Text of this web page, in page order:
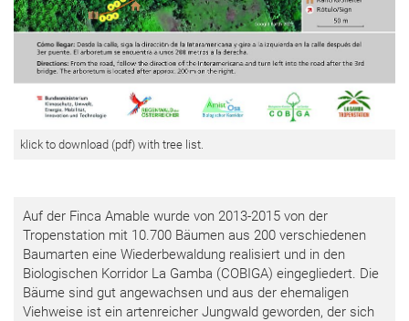
klick to download (pdf) with tree list.
Auf der Finca Amable wurde von 2013-2015 von der
Tropenstation mit 10.700 Bäumen aus 200 verschiedenen
Baumarten eine Wiederbewaldung realisiert und in den
Biologischen Korridor La Gamba (COBIGA) eingegliedert. Die
Bäume sind gut angewachsen und aus der ehemaligen
Viehweise ist ein artenreicher Jungwald geworden, der sich